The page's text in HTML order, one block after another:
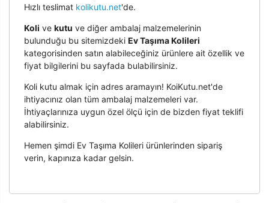
Hızlı teslimat kolikutu.net'de.
Koli ve kutu ve diğer ambalaj malzemelerinin
bulunduğu bu sitemizdeki Ev Taşıma Kolileri
kategorisinden satın alabileceğiniz ürünlere ait özellik ve
fiyat bilgilerini bu sayfada bulabilirsiniz.
Koli kutu almak için adres aramayın! KoiKutu.net'de
ihtiyacınız olan tüm ambalaj malzemeleri var.
İhtiyaçlarınıza uygun özel ölçü için de bizden fiyat teklifi
alabilirsiniz.
Hemen şimdi Ev Taşıma Kolileri ürünlerinden sipariş
verin, kapınıza kadar gelsin.